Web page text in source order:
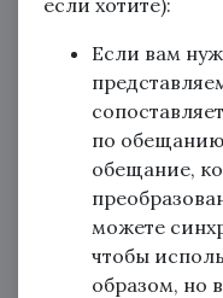
если хотите):
Если вам
по
обещание,
можете
чтобы
образом, но